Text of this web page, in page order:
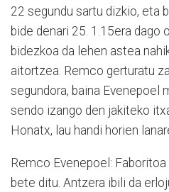
22 segundu sartu dizkio, eta
bide denari 25. 1.15era dago
bidezkoa da lehen astea
aitortzea. Remco gerturatu
segundora, baina Evenepoel
sendo izango den jakiteko
Honatx, lau handi horien
Remco Evenepoel:
bete ditu. Antzera ibili da